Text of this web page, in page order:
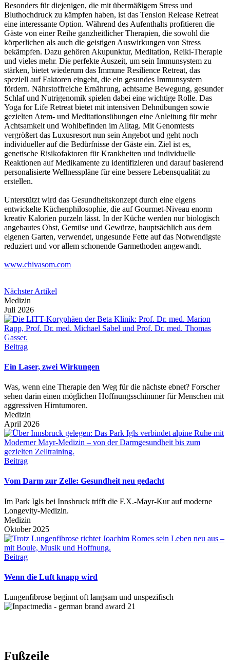
Besonders für diejenigen, die mit übermäßigem Stress und
Bluthochdruck zu kämpfen haben, ist das Tension Release Retreat
eine interessante Option. Während des Aufenthalts profitieren die
Gäste von einer Reihe ganzheitlicher Therapien, die sowohl die
körperlichen als auch die geistigen Auswirkungen von Stress
bekämpfen. Dazu gehören Akupunktur, Meditation, Reiki-Therapie
und vieles mehr. Die perfekte Auszeit, um sein Immunsystem zu
stärken, bietet wiederum das Immune Resilience Retreat, das
speziell auf Faktoren eingeht, die ein gesundes Immunsystem
fördern. Nährstoffreiche Ernährung, achtsame Bewegung, gesunder
Schlaf und Nutrigenomik spielen dabei eine wichtige Rolle. Das
Yoga for Life Retreat bietet mit intensiven Dehnübungen sowie
gezielten Atem- und Meditationsübungen eine Anleitung für mehr
Achtsamkeit und Wohlbefinden im Alltag. Mit Genomtests
vergrößert das Luxusresort nun sein Angebot und geht noch
individueller auf die Bedürfnisse der Gäste ein. Ziel ist es,
genetische Risikofaktoren für Krankheiten und individuelle
Reaktionen auf Medikamente zu identifizieren und darauf basierend
personalisierte Wellnesspläne für eine bessere Lebensqualität zu
erstellen.
Unterstützt wird das Gesundheitskonzept durch eine eigens
entwickelte Küchenphilosophie, die auf Gourmet-Niveau enorm
kreativ Kalorien purzeln lässt. In der Küche werden nur biologisch
angebautes Obst, Gemüse und Gewürze, hauptsächlich aus dem
eigenen Garten, verwendet, ungesunde Fette auf das Notwendigste
reduziert und vor allem schonende Garmethoden angewandt.
www.chivasom.com
Nächster Artikel
Medizin
Juli 2026
Beitrag
Ein Laser, zwei Wirkungen
Was, wenn eine Therapie den Weg für die nächste ebnet? Forscher
sehen darin einen möglichen Hoffnungsschimmer für Menschen mit
aggressiven Hirntumoren.
Medizin
April 2026
Beitrag
Vom Darm zur Zelle: Gesundheit neu gedacht
Im Park Igls bei Innsbruck trifft die F.X.-Mayr-Kur auf moderne
Longevity-Medizin.
Medizin
Oktober 2025
Beitrag
Wenn die Luft knapp wird
Lungenfibrose beginnt oft langsam und unspezifisch
Fußzeile